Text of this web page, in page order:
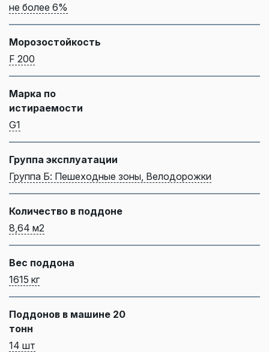
не более 6%
Морозостойкость
F 200
Марка по
истираемости
G1
Группа эксплуатации
Группа Б: Пешеходные зоны, Велодорожки
Количество в поддоне
8,64 м2
Вес поддона
1615 кг
Поддонов в машине 20
тонн
14 шт